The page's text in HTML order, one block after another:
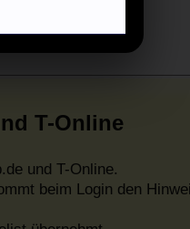
T-Online
und T-Online.
beim Login den